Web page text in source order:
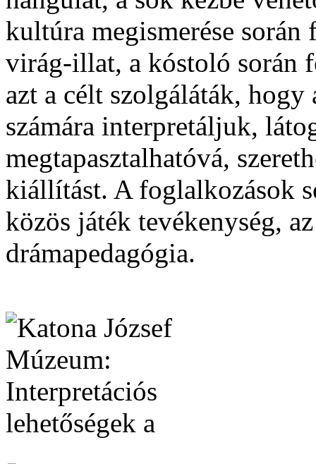
kultúra megismerése
virág-illat, a kóstoló során
azt a célt szolgáláták,
számára interpretáljuk,
megtapasztalhatóvá,
kiállítást. A foglalkozások
közös játék tevékenység,
drámapedagógia.